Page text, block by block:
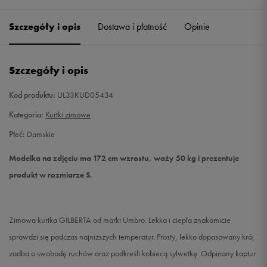
XS Powiadom o dostępności
L Powiadom o dostępności
Szczegóły i opis Dostawa i płatność Opinie
Szczegóły i opis
Kod produktu: UL33KUD05434
Kategoria: Kurtki zimowe
Płeć: Damskie
Modelka na zdjęciu ma 172 cm wzrostu, waży 50 kg i prezentuje
produkt w rozmiarze S.
Zimowa kurtka GILBERTA od marki Umbro. Lekka i ciepła znakomicie
sprawdzi się podczas najniższych temperatur. Prosty, lekko dopasowany krój
zadba o swobodę ruchów oraz podkreśli kobiecą sylwetkę. Odpinany kaptur